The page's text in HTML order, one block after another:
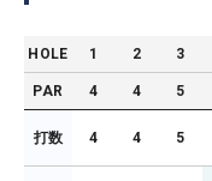
HOLE 1 2 3
PAR 4 4 5
打数 4 4 5